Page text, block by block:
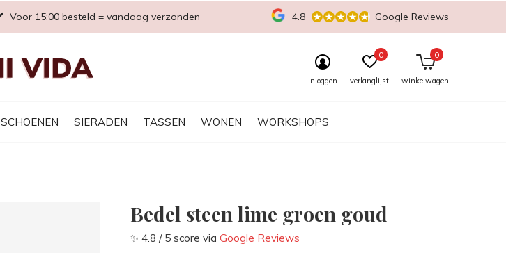
SCHOENEN SIERADEN TASSEN WONEN WORKSHOPS
inloggen verlanglijst
0
winkelwagen
0
Voor 15:00 besteld = vandaag verzonden 4.8 Google Reviews
Bedel steen lime groen goud
✨ 4.8 / 5 score via Google Reviews